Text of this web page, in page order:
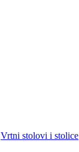
Vrtni stolovi i stolice